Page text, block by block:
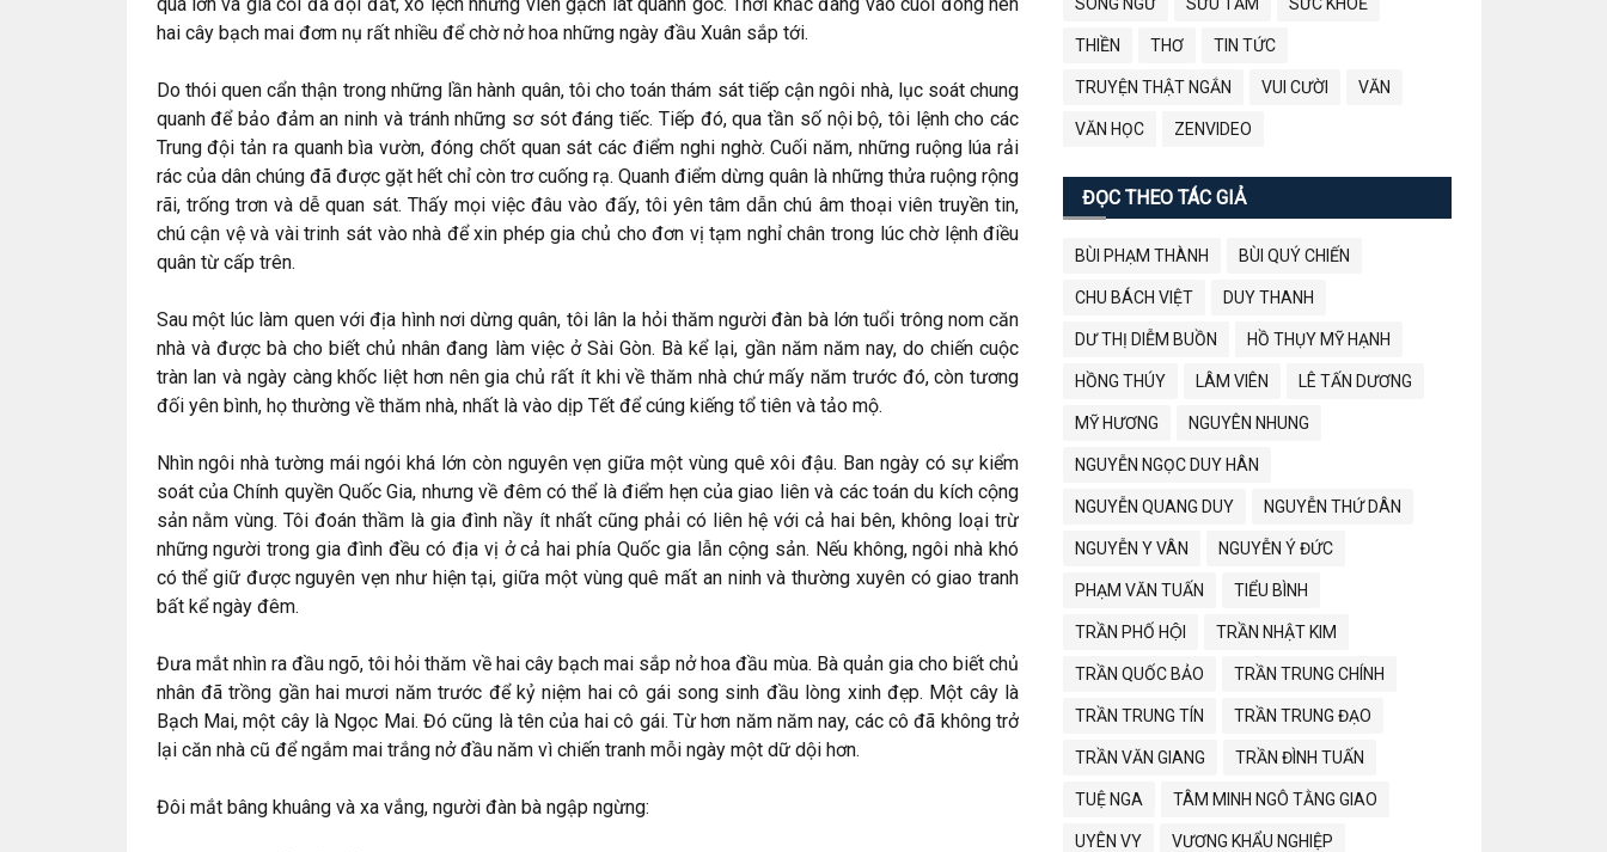
hai cây bạch mai đơm nụ rất nhiều để chờ nở hoa những ngày đầu Xuân sắp tới.
Do thói quen cẩn thận trong những lần hành quân, tôi cho toán thám sát tiếp cận ngôi nhà, lục soát chung
quanh để bảo đảm an ninh và tránh những sơ sót đáng tiếc. Tiếp đó, qua tần số nội bộ, tôi lệnh cho các
Trung đội tản ra quanh bìa vườn, đóng chốt quan sát các điểm nghi nghờ. Cuối năm, những ruộng lúa rải
rác của dân chúng đã được gặt hết chỉ còn trơ cuống rạ. Quanh điểm dừng quân là những thửa ruộng rộng
rãi, trống trơn và dễ quan sát. Thấy mọi việc đâu vào đấy, tôi yên tâm dẫn chú âm thoại viên truyền tin,
chú cận vệ và vài trinh sát vào nhà để xin phép gia chủ cho đơn vị tạm nghỉ chân trong lúc chờ lệnh điều
quân từ cấp trên.
Sau một lúc làm quen với địa hình nơi dừng quân, tôi lân la hỏi thăm người đàn bà lớn tuổi trông nom căn
nhà và được bà cho biết chủ nhân đang làm việc ở Sài Gòn. Bà kể lại, gần năm năm nay, do chiến cuộc
tràn lan và ngày càng khốc liệt hơn nên gia chủ rất ít khi về thăm nhà chứ mấy năm trước đó, còn tương
đối yên bình, họ thường về thăm nhà, nhất là vào dịp Tết để cúng kiếng tổ tiên và tảo mộ.
Nhìn ngôi nhà tường mái ngói khá lớn còn nguyên vẹn giữa một vùng quê xôi đậu. Ban ngày có sự kiểm
soát của Chính quyền Quốc Gia, nhưng về đêm có thể là điểm hẹn của giao liên và các toán du kích cộng
sản nằm vùng. Tôi đoán thầm là gia đình nầy ít nhất cũng phải có liên hệ với cả hai bên, không loại trừ
những người trong gia đình đều có địa vị ở cả hai phía Quốc gia lẫn cộng sản. Nếu không, ngôi nhà khó
có thể giữ được nguyên vẹn như hiện tại, giữa một vùng quê mất an ninh và thường xuyên có giao tranh
bất kể ngày đêm.
Đưa mắt nhìn ra đầu ngõ, tôi hỏi thăm về hai cây bạch mai sắp nở hoa đầu mùa. Bà quản gia cho biết chủ
nhân đã trồng gần hai mươi năm trước để kỷ niệm hai cô gái song sinh đầu lòng xinh đẹp. Một cây là
Bạch Mai, một cây là Ngọc Mai. Đó cũng là tên của hai cô gái. Từ hơn năm năm nay, các cô đã không trở
lại căn nhà cũ để ngắm mai trắng nở đầu năm vì chiến tranh mỗi ngày một dữ dội hơn.
Đôi mắt bâng khuâng và xa vắng, người đàn bà ngập ngừng:
THIỀN THƠ TIN TỨC
TRUYỆN THẬT NGẮN VUI CƯỜI VĂN
VĂN HỌC ZENVIDEO
ĐỌC THEO TÁC GIẢ
BÙI PHẠM THÀNH BÙI QUÝ CHIẾN
CHU BÁCH VIỆT DUY THANH
DƯ THỊ DIỄM BUỒN HỒ THỤY MỸ HẠNH
HỒNG THÚY LÂM VIÊN LÊ TẤN DƯƠNG
MỸ HƯƠNG NGUYÊN NHUNG
NGUYỄN NGỌC DUY HÂN
NGUYỄN QUANG DUY NGUYỄN THỨ DÂN
NGUYỄN Y VÂN NGUYỄN Ý ĐỨC
PHẠM VĂN TUẤN TIỂU BÌNH
TRẦN PHỐ HỘI TRẦN NHẬT KIM
TRẦN QUỐC BẢO TRẦN TRUNG CHÍNH
TRẦN TRUNG TÍN TRẦN TRUNG ĐẠO
TRẦN VĂN GIANG TRẦN ĐÌNH TUẤN
TUỆ NGA TÂM MINH NGÔ TẰNG GIAO
UYÊN VY VƯƠNG KHẨU NGHIỆP